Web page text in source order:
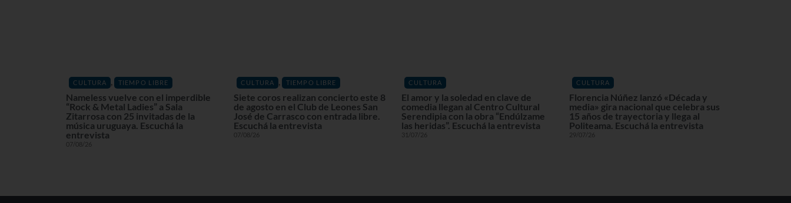
CULTURA , TIEMPO LIBRE
Nameless vuelve con el imperdible
“Rock & Metal Ladies” a Sala
Zitarrosa con 25 invitadas de la
música uruguaya. Escuchá la
entrevista
07/08/26
CULTURA , TIEMPO LIBRE
Siete coros realizan concierto este 8
de agosto en el Club de Leones San
José de Carrasco con entrada libre.
Escuchá la entrevista
07/08/26
CULTURA
El amor y la soledad en clave de
comedia llegan al Centro Cultural
Serendipia con la obra “Endúlzame
las heridas”. Escuchá la entrevista
31/07/26
CULTURA
Florencia Núñez lanzó «Década y
media» gira nacional que celebra sus
15 años de trayectoria y llega al
Politeama. Escuchá la entrevista
29/07/26